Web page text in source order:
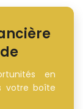
en
votre boîte